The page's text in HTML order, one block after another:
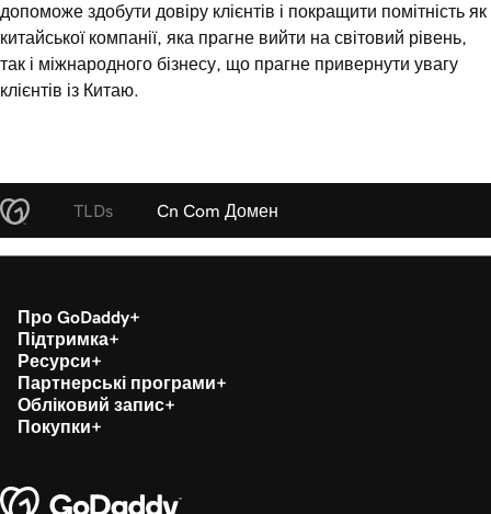
допоможе здобути довіру клієнтів і покращити помітність як
китайської компанії, яка прагне вийти на світовий рівень,
так і міжнародного бізнесу, що прагне привернути увагу
клієнтів із Китаю.
TLDs Cn Com Домен
Про GoDaddy
Підтримка
Ресурси
Партнерські програми
Обліковий запис
Покупки